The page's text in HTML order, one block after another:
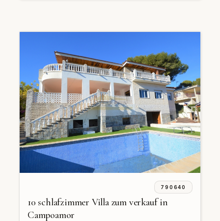
790640
10 schlafzimmer Villa zum verkauf in
Campoamor